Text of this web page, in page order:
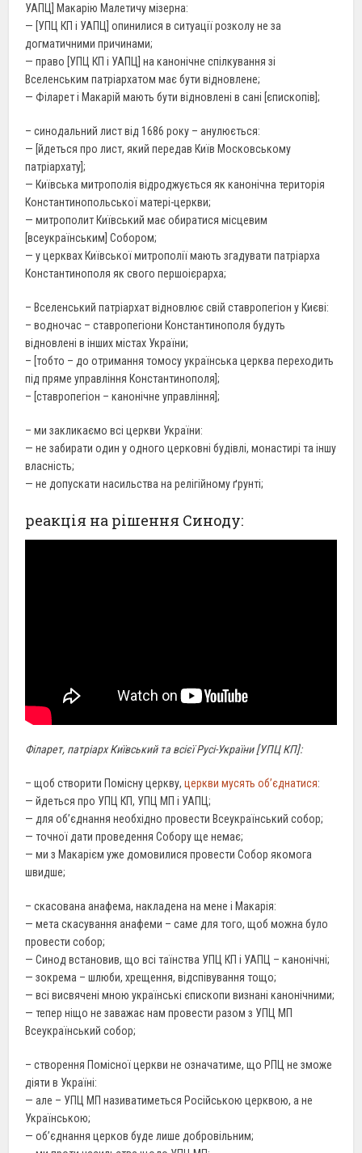
УАПЦ] Макарію Малетичу мізерна:
— [УПЦ КП і УАПЦ]опинилися в ситуаціїрозколу не за
догматичними причинами;
— право [УПЦ КП і УАПЦ ] на канонічне спілкування зі
Вселенським патріархатом має бутивідновлене;
— Філарет і Макарій мають бути відновлені в сані [єпископів];
– синодальний лист від 1686 року – анулюється:
— [йдеться про лист, який передав Київ Московському
патріархату];
— Київська митрополія відроджується як канонічна територія
Константинопольської матері-церкви;
— митрополит Київський має обиратися місцевим
[всеукраїнським] Собором;
— у церквах Київської митрополії мають згадувати патріарха
Константинополя яксвого першоієрарха;
– Вселенський патріархат відновлює свій ставропегіон у Києві:
– водночас – ставропегіони Константинополя будуть
відновлені в інших містах України;
– [тобто – до отримання томосу українська церква переходить
під пряме управління Константинополя];
– [ставропегіон – канонічне управління];
– ми закликаємо всі церкви України:
— не забиратиодин у одного церковні будівлі, монастирі та іншу
власність;
— не допускатинасильства на релігійному ґрунті;
реакція на рішення Синоду:
Філарет, патріарх Київський та всієї Русі-України [УПЦ КП]:
– щоб створити Помісну церкву,церкви мусять об’єднатися:
— йдеться про УПЦ КП, УПЦ МП і УАПЦ;
— для об’єднаннянеобхідно провести Всеукраїнський собор;
— точної датипроведення Собору ще немає;
— ми з Макарієм уже домовилися провести Собор якомога
швидше;
– скасована анафема, накладена на мене і Макарія:
—мета скасування анафеми – саме для того, щоб можна було
провести собор;
— Синодвстановив, що всі таїнства УПЦ КП і УАПЦ – канонічні;
— зокрема – шлюби, хрещення, відспівування тощо;
— всі висвячені мною українські єпископи визнані канонічними;
— теперніщо не заважає нам провести разом з УПЦ МП
Всеукраїнський собор;
–створення Помісної церкви не означатиме, що РПЦ не зможе
діяти в Україні:
— але – УПЦ МП називатиметься Російською церквою, а не
Українською;
— об’єднанняцерков буде лише добровільним;